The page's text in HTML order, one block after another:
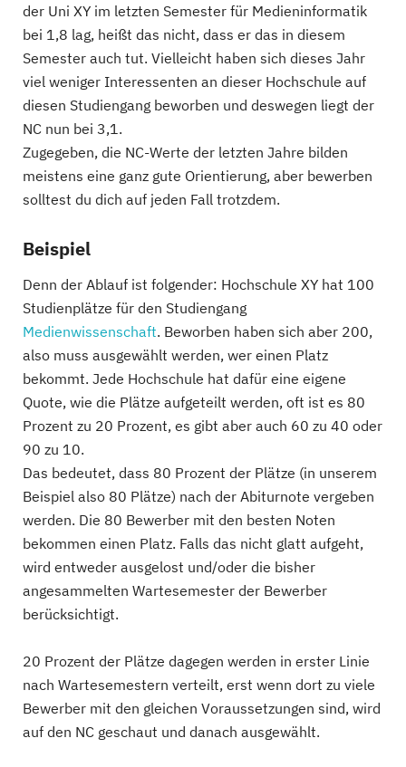
der Uni XY im letzten Semester für Medieninformatik
bei 1,8 lag, heißt das nicht, dass er das in diesem
Semester auch tut. Vielleicht haben sich dieses Jahr
viel weniger Interessenten an dieser Hochschule auf
diesen Studiengang beworben und deswegen liegt der
NC nun bei 3,1.
Zugegeben, die NC-Werte der letzten Jahre bilden
meistens eine ganz gute Orientierung, aber bewerben
solltest du dich auf jeden Fall trotzdem.
Beispiel
Denn der Ablauf ist folgender: Hochschule XY hat 100
Studienplätze für den Studiengang
Medienwissenschaft. Beworben haben sich aber 200,
also muss ausgewählt werden, wer einen Platz
bekommt. Jede Hochschule hat dafür eine eigene
Quote, wie die Plätze aufgeteilt werden, oft ist es 80
Prozent zu 20 Prozent, es gibt aber auch 60 zu 40 oder
90 zu 10.
Das bedeutet, dass 80 Prozent der Plätze (in unserem
Beispiel also 80 Plätze) nach der Abiturnote vergeben
werden. Die 80 Bewerber mit den besten Noten
bekommen einen Platz. Falls das nicht glatt aufgeht,
wird entweder ausgelost und/oder die bisher
angesammelten Wartesemester der Bewerber
berücksichtigt.
20 Prozent der Plätze dagegen werden in erster Linie
nach Wartesemestern verteilt, erst wenn dort zu viele
Bewerber mit den gleichen Voraussetzungen sind, wird
auf den NC geschaut und danach ausgewählt.